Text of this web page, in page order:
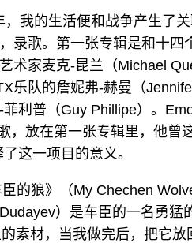
，我的生活便和战争产生了
录歌。第一张专辑是和十
术家麦克-昆兰（Michael
乐队的詹妮弗-赫曼（
利普（Guy Phillipe）。
，放在第一张专辑里，他曾
这一项目的意义。
的狼》（My Chechen
）是车臣的一名勇
素材，当我做完后，把它放